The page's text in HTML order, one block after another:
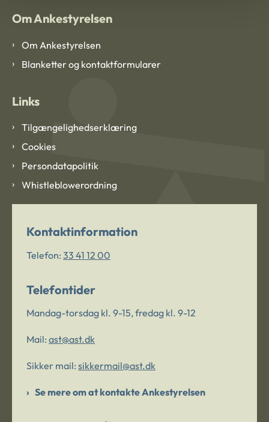
Om Ankestyrelsen
Om Ankestyrelsen
Blanketter og kontaktformularer
Links
Tilgængelighedserklæring
Cookies
Persondatapolitik
Whistleblowerordning
Kontaktinformation
Telefon: 33 41 12 00
Telefontider
Mandag-torsdag kl. 9-15, fredag kl. 9-12
Mail: ast@ast.dk
Sikker mail: sikkermail@ast.dk
Se mere om at kontakte Ankestyrelsen